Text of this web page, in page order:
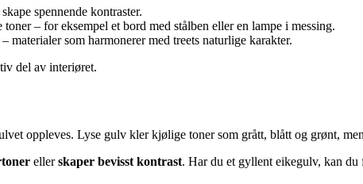
spennende kontraster.
– for eksempel et bord med stålben eller en lampe i messing.
materialer som harmonerer med treets naturlige karakter.
del av interiøret.
oppleves. Lyse gulv kler kjølige toner som grått, blått og grønt,
ellerskaper bevisst kontrast. Har du et gyllent eikegulv, kan du